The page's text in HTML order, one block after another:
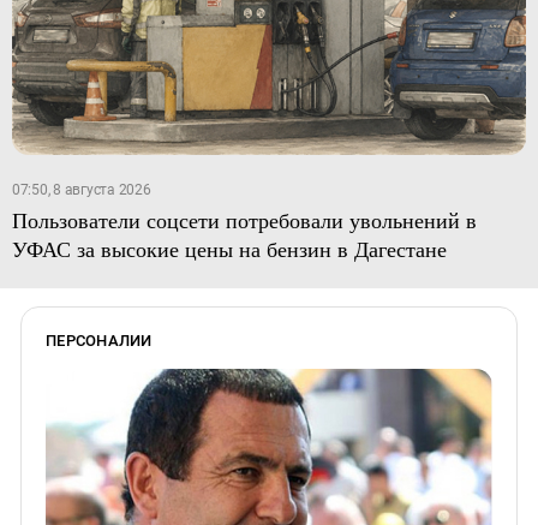
07:50, 8 августа 2026
Пользователи соцсети потребовали увольнений в
УФАС за высокие цены на бензин в Дагестане
ПЕРСОНАЛИИ